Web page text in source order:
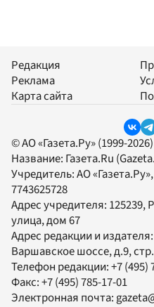
Редакция
Реклама
Карта сайта
© АО «Газета.Ру» (1999-
Название: Газета.Ru
Учредитель:АО «Газета.Ру»
7743625728
Адрес учредителя: 125239,
улица, дом 67
Адрес редакции и издателя:
Варшавское шоссе, д.9,
Телефон редакции:+7 (495)
Факс:+7 (495) 785-17-01
Электронная почта: